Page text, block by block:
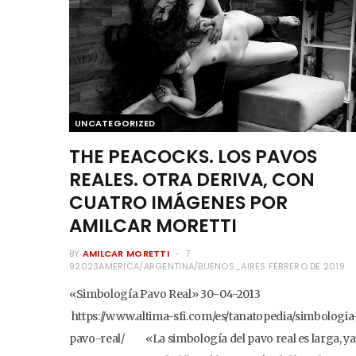
UNCATEGORIZED
THE PEACOCKS. LOS PAVOS
REALES. OTRA DERIVA, CON
CUATRO IMÁGENES POR
AMILCAR MORETTI
BY AMILCAR MORETTI
7
92023AMERICA/ARGENTINA/BUENOS_AIRES FEBRERO DE 2019
«Simbología Pavo Real» 30-04-2013
https://www.altima-sfi.com/es/tanatopedia/
pavo-real/ «La simbología del pavo real es larga, ya